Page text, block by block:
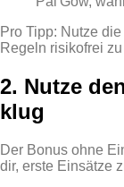
Pro Tipp: Nutze
Regeln risikofrei
2. Nutze
klug
Der Bonus ohne
dir, erste Einsätze